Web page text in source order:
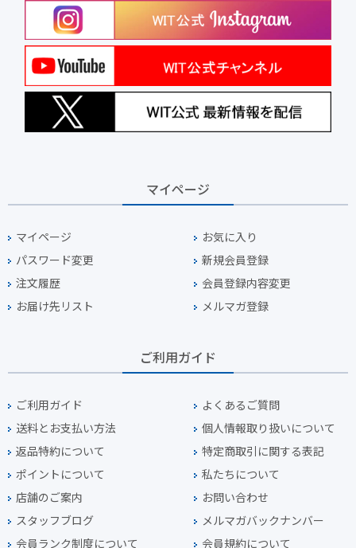
マイページ
マイページ
お気に入り
パスワード変更
新規会員登録
注文履歴
会員登録内容変更
お届け先リスト
メルマガ登録
ご利用ガイド
ご利用ガイド
よくあるご質問
送料とお支払い方法
個人情報取り扱いについて
返品特約について
特定商取引に関する表記
ポイントについて
私たちについて
店舗のご案内
お問い合わせ
スタッフブログ
メルマガバックナンバー
会員ランク制度について
会員規約について